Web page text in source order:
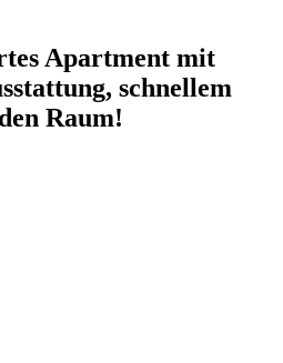
Apartment mit
schnellem
Raum!